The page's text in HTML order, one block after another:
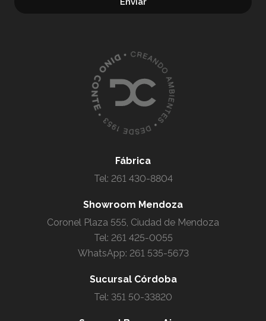
Fábrica
Tel: 261 430-8804
Showroom Mendoza
Coronel Plaza 555, Ciudad de Mendoza
Tel: 261 425-0055
WhatsApp: 261 535-5673
Sucursal Córdoba
Tel: 351 50-33820